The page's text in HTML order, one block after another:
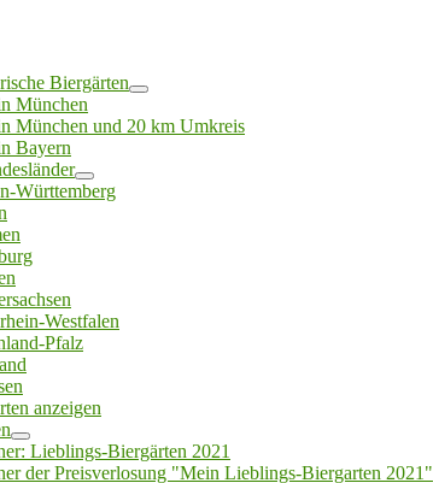
Biergärten
München
München und 20 km Umkreis
Bayern
Württemberg
Westfalen
Pfalz
anzeigen
Lieblings-Biergärten 2021
der Preisverlosung "Mein Lieblings-Biergarten 2021"